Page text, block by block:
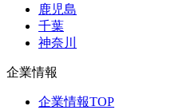
鹿児島
千葉
神奈川
企業情報
企業情報TOP